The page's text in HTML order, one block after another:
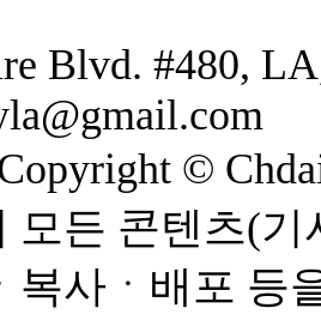
Blvd. #480,
©
모든 콘텐츠(
복사ㆍ배포 등